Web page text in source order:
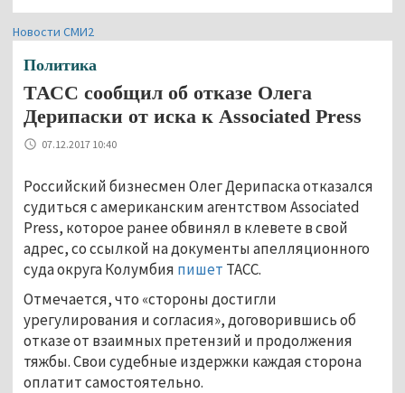
Новости СМИ2
Политика
ТАСС сообщил об отказе Олега
Дерипаски от иска к Associated Press
07.12.2017 10:40
Российский бизнесмен Олег Дерипаска отказался
судиться с американским агентством Associated
Press, которое ранее обвинял в клевете в свой
адрес, со ссылкой на документы апелляционного
суда округа Колумбия пишет ТАСС.
Отмечается, что «стороны достигли
урегулирования и согласия», договорившись об
отказе от взаимных претензий и продолжения
тяжбы. Свои судебные издержки каждая сторона
оплатит самостоятельно.